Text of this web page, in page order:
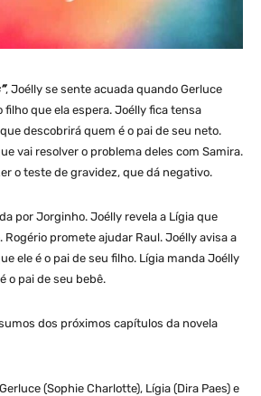
, Joélly se sente acuada quando Gerluce
filho que ela espera. Joélly fica tensa
descobrirá quem é o pai de seu neto.
vai resolver o problema deles com Samira.
o teste de gravidez, que dá negativo.
por Jorginho. Joélly revela a Lígia que
Rogério promete ajudar Raul. Joélly avisa a
ele é o pai de seu filho. Lígia manda Joélly
o pai de seu bebê.
dos próximos capítulos da novela
(Sophie Charlotte), Lígia (Dira Paes) e